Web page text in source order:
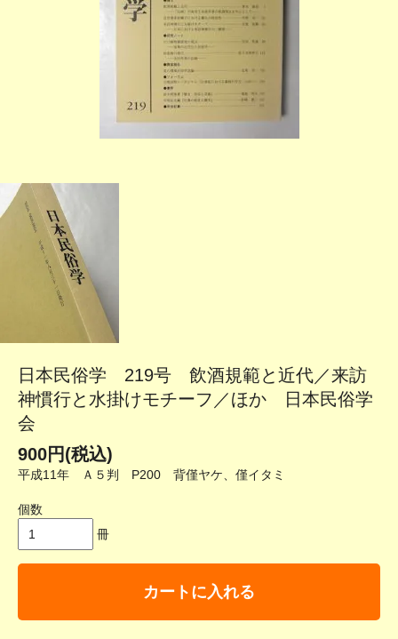
日本民俗学 219号 飲酒規範と近代／来訪
神慣行と水掛けモチーフ／ほか 日本民俗学
会
900円(税込)
平成11年 Ａ５判 P200 背僅ヤケ、僅イタミ
個数
冊
カートに入れる